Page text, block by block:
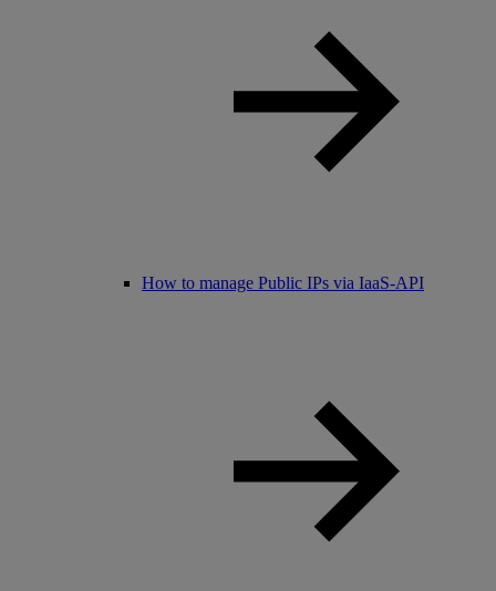
How to manage Public IPs via IaaS-API